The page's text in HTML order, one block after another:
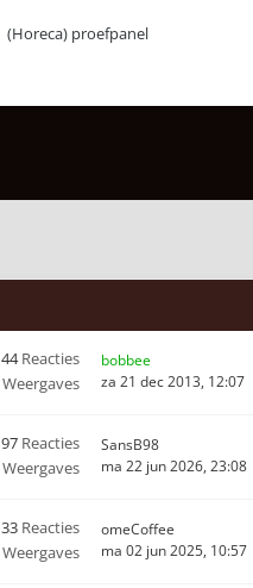
(Horeca) proefpanel
44Reacties
Weergaves
bobbee
za 21 dec 2013, 12:07
97 Reacties
Weergaves
SansB98
ma 22 jun 2026, 23:08
33 Reacties
Weergaves
omeCoffee
ma 02 jun 2025, 10:57